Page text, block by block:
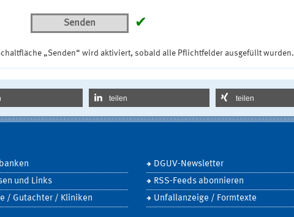
Senden ✔
„Senden“ wird aktiviert, sobald alle Pflichtfelder ausgefüllt wurden.
teilen teilen
und Links
/ Gutachter / Kliniken
DGUV-Newsletter
RSS-Feeds abonnieren
Unfallanzeige / Formtexte